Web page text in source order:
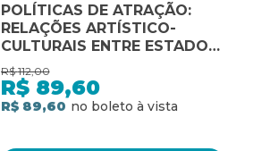
POLÍTICAS DE ATRAÇÃO:
RELAÇÕES ARTÍSTICO-
CULTURAIS ENTRE ESTADOS
UNIDOS E BRASIL NAS
DÉCADAS DE 1960 E 1970
R$ 112,00
R$ 89,60
R$ 89,60